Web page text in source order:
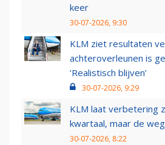
keer
30-07-2026, 9:30
KLM ziet resultaten
achteroverleunen is
‘Realistisch blijven’
30-07-2026, 9:29
KLM laat verbetering
kwartaal, maar de
30-07-2026, 8:22